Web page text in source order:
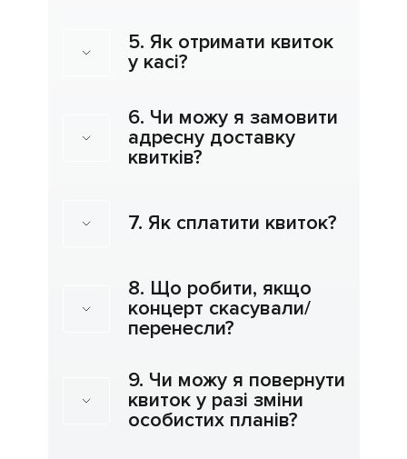
5. Як отримати квиток
у касі?
6. Чи можу я замовити
адресну доставку
квитків?
7. Як сплатити квиток?
8. Що робити, якщо
концерт скасували/
перенесли?
9. Чи можу я повернути
квиток у разі зміни
особистих планів?